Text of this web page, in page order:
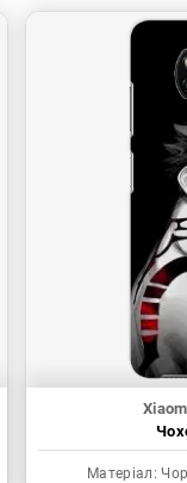
Матеріал: